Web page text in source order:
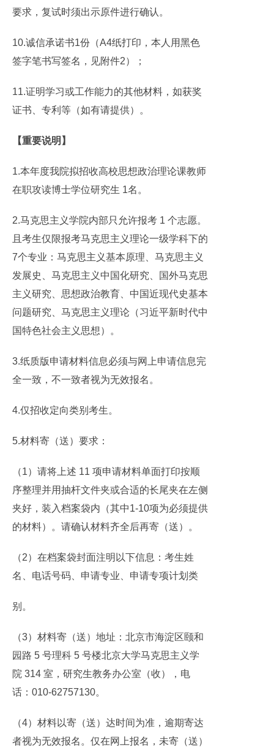
要求，复试时须出示原件进行确认。
10.诚信承诺书1份（A4纸打印，本人用黑色
签字笔书写签名，见附件2）；
11.证明学习或工作能力的其他材料，如获奖
证书、专利等（如有请提供）。
【重要说明】
1.本年度我院拟招收高校思想政治理论课教师
在职攻读博士学位研究生 1名。
2.马克思主义学院内部只允许报考 1 个志愿。
且考生仅限报考马克思主义理论一级学科下的
7个专业：马克思主义基本原理、马克思主义
发展史、马克思主义中国化研究、国外马克思
主义研究、思想政治教育、中国近现代史基本
问题研究、马克思主义理论（习近平新时代中
国特色社会主义思想）。
3.纸质版申请材料信息必须与网上申请信息完
全一致，不一致者视为无效报名。
4.仅招收定向类别考生。
5.材料寄（送）要求：
（1）请将上述 11 项申请材料单面打印按顺
序整理并用抽杆文件夹或合适的长尾夹在左侧
夹好，装入档案袋内（其中1-10项为必须提供
的材料）。请确认材料齐全后再寄（送）。
（2）在档案袋封面注明以下信息：考生姓
名、电话号码、申请专业、申请专项计划类
别。
（3）材料寄（送）地址：北京市海淀区颐和
园路 5 号理科 5 号楼北京大学马克思主义学
院 314 室，研究生教务办公室（收），电
话：010-62757130。
（4）材料以寄（送）达时间为准，逾期寄达
者视为无效报名。仅在网上报名，未寄（送）